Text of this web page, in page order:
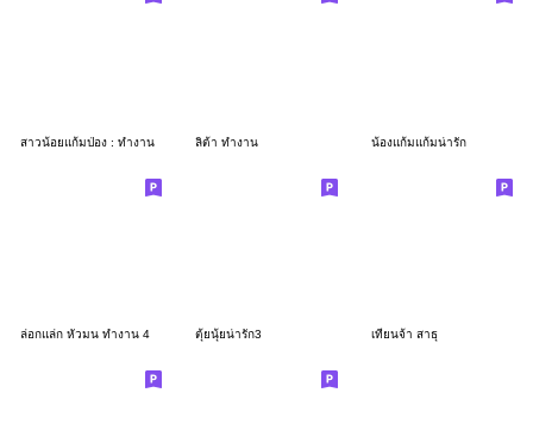
สาวน้อยแก้มป่อง : ทำงาน ลิต้า ทำงาน น้องแก้มแก้มน่ารัก
ล่อกแล่ก หัวมน ทำงาน 4 ตุ้ยนุ้ยน่ารัก3 เทียนจ้า สาธุ